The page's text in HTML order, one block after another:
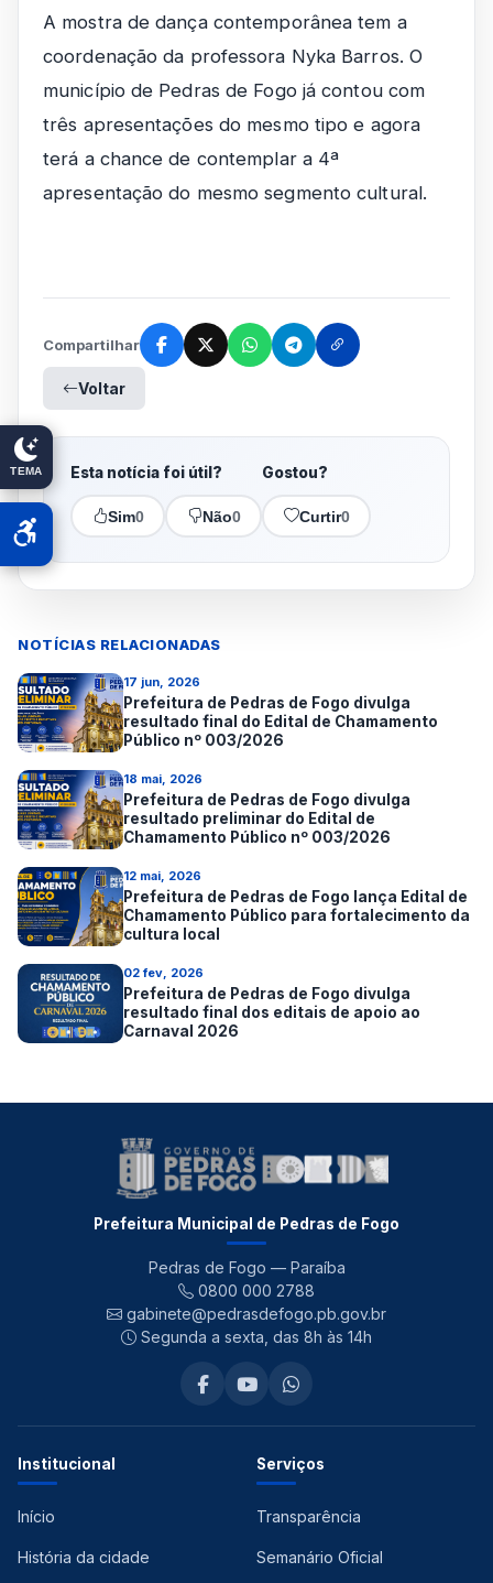
TEMA
A mostra de dança contemporânea tem a
coordenação da professora Nyka Barros. O
município de Pedras de Fogo já contou com
três apresentações do mesmo tipo e agora
terá a chance de contemplar a 4ª
apresentação do mesmo segmento cultural.
Compartilhar
Voltar
Esta notícia foi útil?
Sim0 Não0
Gostou?
Curtir0
NOTÍCIAS RELACIONADAS
17 jun, 2026
Prefeitura de Pedras de Fogo divulga
resultado final do Edital de Chamamento
Público nº 003/2026
18 mai, 2026
Prefeitura de Pedras de Fogo divulga
resultado preliminar do Edital de
Chamamento Público nº 003/2026
12 mai, 2026
Prefeitura de Pedras de Fogo lança Edital de
Chamamento Público para fortalecimento da
cultura local
02 fev, 2026
Prefeitura de Pedras de Fogo divulga
resultado final dos editais de apoio ao
Carnaval 2026
Prefeitura Municipal de Pedras de Fogo
Pedras de Fogo — Paraíba
0800 000 2788
gabinete@pedrasdefogo.pb.gov.br
Segunda a sexta, das 8h às 14h
Institucional
Início
História da cidade
Serviços
Transparência
Semanário Oficial